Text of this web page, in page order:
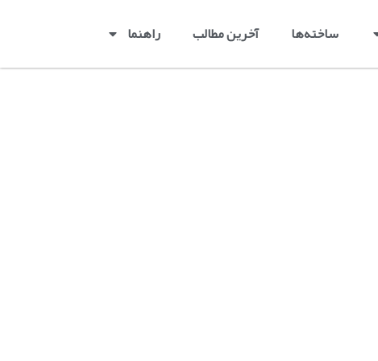
ساخته‌ها آخرین مطالب راهنما